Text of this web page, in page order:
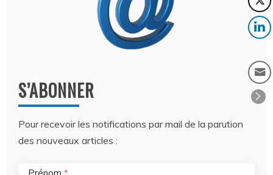
S’ABONNER
Pour recevoir les notifications par mail de la parution
des nouveaux articles :